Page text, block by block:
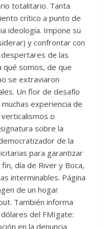
totalitario. Tanta
crítico a punto de
ideología. Impone su
y confrontar con
de las
qué somos, de que
se extraviaron
Un flor de desafío
experiencia de
o
sobre la
de la
para garantizar
día de River y Boca,
interminables. Página
de un hogar
También informa
del FMIgate:
en la denuncia